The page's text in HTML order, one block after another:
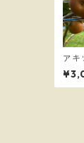
ア
き
6個
イズ